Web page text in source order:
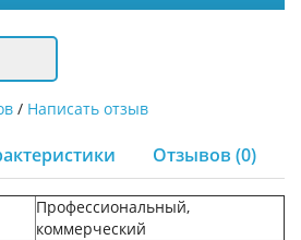
/ Написать отзыв
Отзывов (0)
Профессиональный,
коммерческий